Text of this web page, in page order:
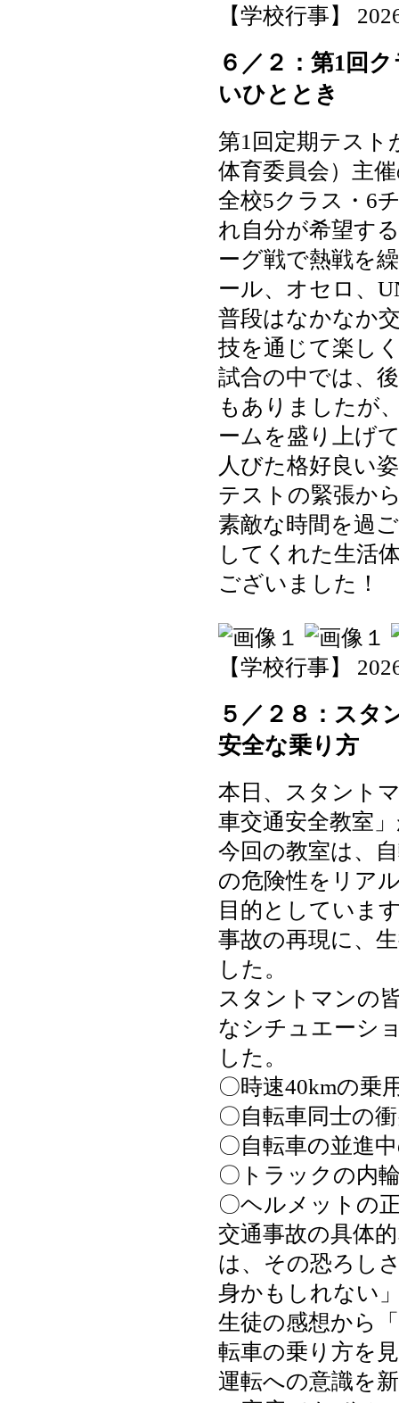
【学校行事】
６／２：第1回
いひととき
第1回定期テスト
体育委員会）主
全校5クラス・6
れ自分が希望す
ーグ戦で熱戦を
ール、オセロ、
普段はなかなか
技を通じて楽し
試合の中では、
もありましたが
ームを盛り上げ
人びた格好良い
テストの緊張か
素敵な時間を過
してくれた生活
ございました！
【学校行事】
５／２８：スタ
安全な乗り方
本日、スタント
車交通安全教室
今回の教室は、
の危険性をリア
目的としていま
事故の再現に、
した。
スタントマンの
なシチュエーシ
した。
〇時速40kmの乗
〇自転車同士の
〇自転車の並進
〇トラックの内
〇ヘルメットの
交通事故の具体
は、その恐ろし
身かもしれない
生徒の感想から
転車の乗り方を
運転への意識を